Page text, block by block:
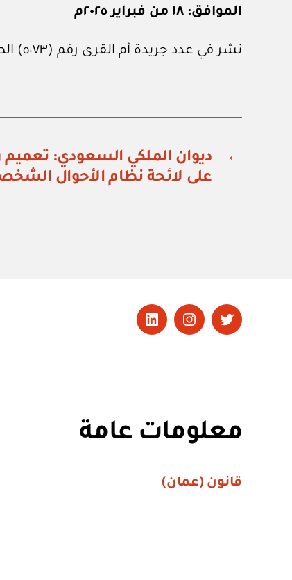
الموافق: ١٨ من فبراير ٢٠٢٥م
نشر في عدد جريدة أم القرى رقم (٥٠٧٣) الصادر في ٢٨ من فبراير ٢٠٢٥م.
←
على لائحة نظام الأحوال
تويتر Instagram
LinkedIn
معلومات عامة
قانون (عمان)